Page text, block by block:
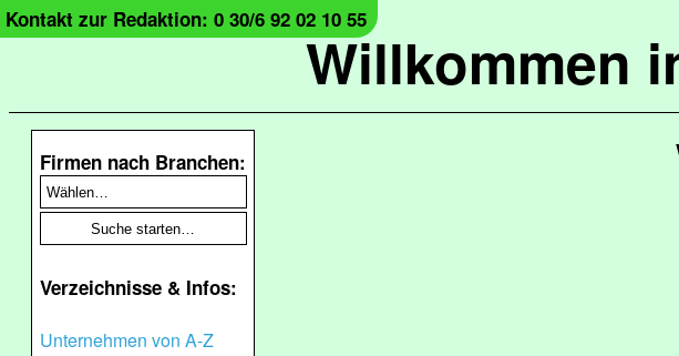
Willkommen
Kontakt zur Redaktion: 0 30/6 92 02 10 55
Firmen nach Branchen:
Verzeichnisse & Infos:
Unternehmen von A-Z